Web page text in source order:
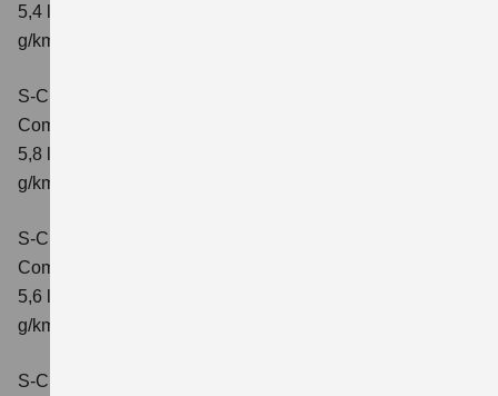
5,4 l/100 km; kombinierter Wert der CO2-Emission: 121
g/km; CO2-Klasse: D
S-Cross 1.4 BOOSTERJET HYBRID AT
Comfort
5,8 l/100 km; kombinierter Wert der CO2-Emission: 132
g/km; CO2-Klasse: D
S-Cross 1.4 BOOSTERJET HYBRID ALLGRIP
Comfort
5,6 l/100 km; kombinierter Wert der CO2-Emission: 131
g/km; CO2-Klasse: D
S-Cross 1.4 BOOSTERJET HYBRID ALLGRIP